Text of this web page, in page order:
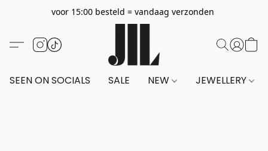
voor 15:00 besteld = vandaag verzonden
SEEN ON SOCIALS SALE NEW JEWELLERY